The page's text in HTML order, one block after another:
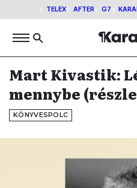
TELEX AFTER G7
Mart Kivastik:
mennybe
KÖNYVESPOLC